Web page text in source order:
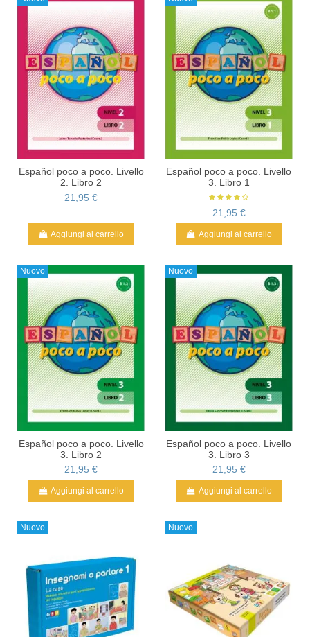
Español poco a poco. Livello
2. Libro 2
21,95 €
Aggiungi al carrello
Español poco a poco. Livello
3. Libro 1
21,95 €
Aggiungi al carrello
Nuovo
Español poco a poco. Livello
3. Libro 2
21,95 €
Aggiungi al carrello
Nuovo
Español poco a poco. Livello
3. Libro 3
21,95 €
Aggiungi al carrello
Nuovo Nuovo